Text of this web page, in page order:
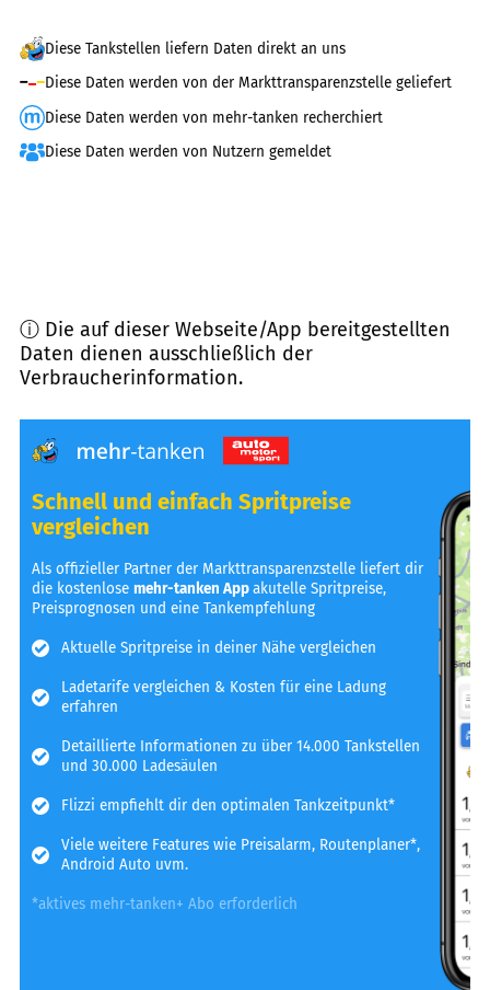
Diese Tankstellen liefern Daten direkt an uns
Diese Daten werden von der Markttransparenzstelle geliefert
Diese Daten werden von mehr-tanken recherchiert
Diese Daten werden von Nutzern gemeldet
ⓘ Die auf dieser Webseite/App bereitgestellten
Daten dienen ausschließlich der
Verbraucherinformation.
Schnell und einfach Spritpreise
vergleichen
Als offizieller Partner der Markttransparenzstelle liefert dir
die kostenlosemehr-tanken Appakutelle Spritpreise,
Preisprognosen und eine Tankempfehlung
Aktuelle Spritpreise in deiner Nähe vergleichen
Ladetarife vergleichen & Kosten für eine Ladung
erfahren
Detaillierte Informationen zu über 14.000 Tankstellen
und 30.000 Ladesäulen
Flizzi empfiehlt dir den optimalen Tankzeitpunkt*
Viele weitere Features wie Preisalarm, Routenplaner*,
Android Auto uvm.
*aktives mehr-tanken+ Abo erforderlich